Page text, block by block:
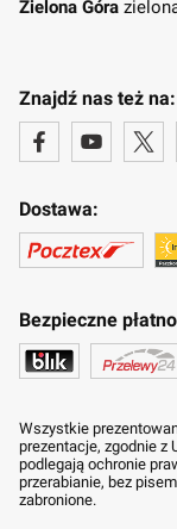
Zielona Góra
Znajdź nas też na:
Dostawa:
Bezpieczne
Wszystkie
prezentacje, zgodnie z
podlegają ochronie
przerabianie, bez
zabronione.